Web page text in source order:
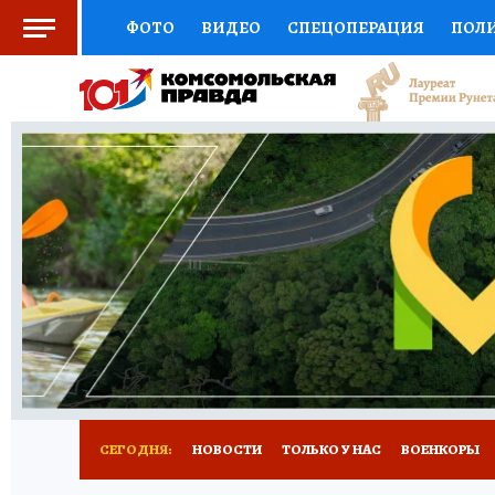
ФОТО ВИДЕО СПЕЦОПЕРАЦИЯ
СОЦПОДДЕРЖКА НАУКА СПОРТ
ВЫБОР ЭКСПЕРТОВ ДОКТОР
КНИЖНАЯ ПОЛКА ПРОГНОЗЫ НА СПОРТ
ПРЕСС-ЦЕНТР НЕДВИЖИМОСТЬ
РАДИО КП РЕКЛАМА ТЕСТЫ НОВОЕ
СЕГОДНЯ: НОВОСТИ ТОЛЬКО У НАС ВОЕНКОРЫ